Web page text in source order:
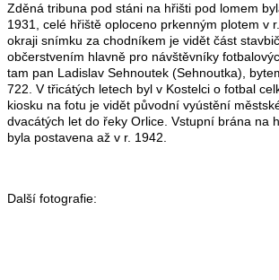
Zděná tribuna pod stáni na hřišti pod lomem
1931, celé hřiště oploceno prkenným plotem v
okraji snímku za chodníkem je vidět část
občerstvením hlavně pro návštěvníky
tam pan Ladislav Sehnoutek (Sehnoutka),
722. V třicátých letech byl v Kostelci o fotbal
kiosku na fotu je vidět původní vyústění
dvacátých let do řeky Orlice. Vstupní brána na
byla postavena až v r. 1942.
Další fotografie: